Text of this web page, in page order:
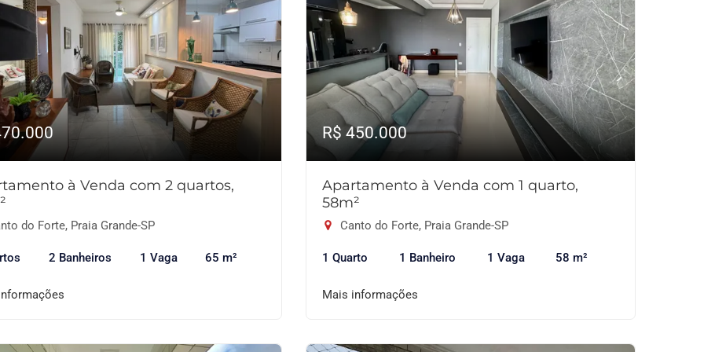
à Venda com 2 quartos,
do Forte, Praia Grande-SP
2 Banheiros 1 Vaga 65 m²
R$ 450.000
Apartamento à Venda com 1 quarto,
58m²
Canto do Forte, Praia Grande-SP
1 Quarto 1 Banheiro 1 Vaga 58 m²
Mais informações